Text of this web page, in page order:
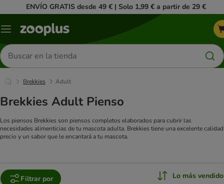
ENVÍO GRATIS desde 49 € | Solo 1,99 € a partir de 29 €
Menú
Buscar
productos
Brekkies Adult
Brekkies Adult Pienso
Los piensos Brekkies son piensos completos elaborados para cubrir las
necesidades alimenticias de tu mascota adulta. Brekkies tiene una excelente calidad
precio y un sabor que le encantará a tu mascota.
Filtrar por Lo más vendido